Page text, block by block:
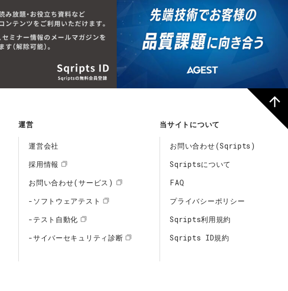
運営
運営会社
採用情報
お問い合わせ(サービス)
-ソフトウェアテスト
-テスト自動化
-サイバーセキュリティ診断
当サイトについて
お問い合わせ(Sqripts)
Sqriptsについて
FAQ
プライバシーポリシー
Sqripts利用規約
Sqripts ID規約